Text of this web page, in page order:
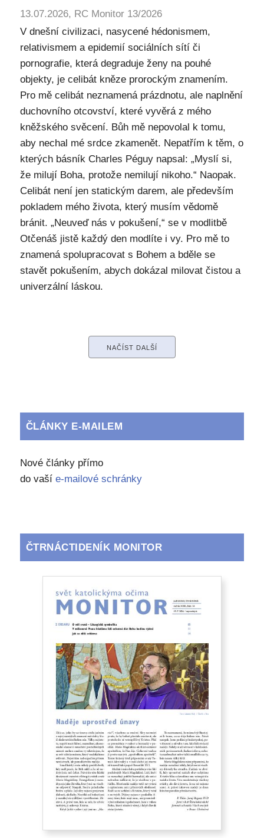
13.07.2026, RC Monitor 13/2026
V dnešní civilizaci, nasycené hédonismem,
relativismem a epidemií sociálních sítí či
pornografie, která degraduje ženy na pouhé
objekty, je celibát kněze prorockým znamením.
Pro mě celibát neznamená prázdnotu, ale naplnění
duchovního otcovství, které vyvěrá z mého
kněžského svěcení. Bůh mě nepovolal k tomu,
aby nechal mé srdce zkamenět. Nepatřím k těm, o
kterých básník Charles Péguy napsal: „Myslí si,
že milují Boha, protože nemilují nikoho.“ Naopak.
Celibát není jen statickým darem, ale především
pokladem mého života, který musím vědomě
bránit. „Neuveď nás v pokušení,“ se v modlitbě
Otčenáš jistě každý den modlíte i vy. Pro mě to
znamená spolupracovat s Bohem a bděle se
stavět pokušením, abych dokázal milovat čistou a
univerzální láskou.
NAČÍST DALŠÍ
ČLÁNKY E-MAILEM
Nové články přímo
do vaší e-mailové schránky
ČTRNÁCTIDENÍK MONITOR